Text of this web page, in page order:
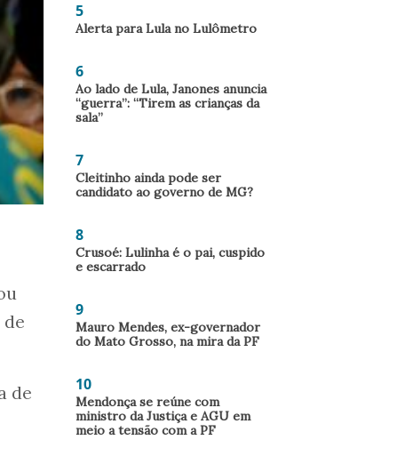
de
5
Alerta para Lula no Lulômetro
6
Ao lado de Lula, Janones anuncia
“guerra”: “Tirem as crianças da
sala”
7
Cleitinho ainda pode ser
candidato ao governo de MG?
8
Crusoé: Lulinha é o pai, cuspido
e escarrado
9
Mauro Mendes, ex-governador
do Mato Grosso, na mira da PF
10
Mendonça se reúne com
ministro da Justiça e AGU em
meio a tensão com a PF